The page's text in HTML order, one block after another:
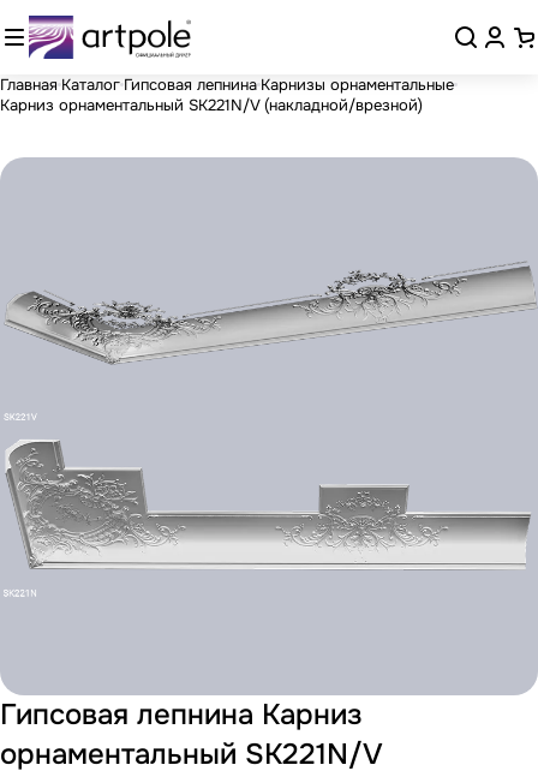
Главная Каталог Гипсовая лепнина Карнизы орнаментальные
Карниз орнаментальный SK221N/V (накладной/врезной)
Гипсовая лепнина Карниз
орнаментальный SK221N/V